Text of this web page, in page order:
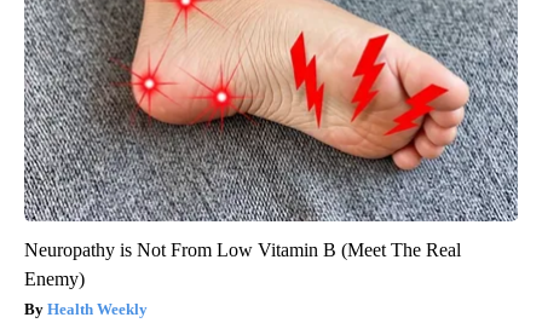
Neuropathy is Not From Low Vitamin B (Meet The Real
Enemy)
Health Weekly